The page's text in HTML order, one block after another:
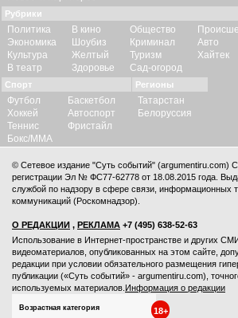
Рубрики
Политика
Экономика
Культура
В театр
В кино
Шоубиз
Желтый
Здоровье
Общество
Криминал
Туризм
Сад-огород
Авто
Хайтек
Спорт
Футбол
Хоккей
Теннис
Бокс/ММА
Баскетбол
Автоспорт
Фристайл
Регионы
Татарстан
Белоруссия
© Сетевое издание "Суть событий" (argumentiru.com)
регистрации Эл № ФС77-62778 от 18.08.2015 года.
службой по надзору в сфере связи, информационных
коммуникаций (Роскомнадзор).
О РЕДАКЦИИ , РЕКЛАМА +7 (495) 638-52-63
Использование в Интернет-пространстве и других
видеоматериалов, опубликованных на этом сайте,
редакции при условии обязательного размещения
публикации («Суть событий» - argumentiru.com),
используемых материалов. Информация о редакции
Возрастная категория 18+